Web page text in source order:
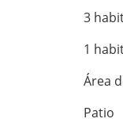
3
1
Área
Patio